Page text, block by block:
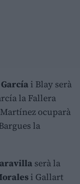
i Blay serà
la Fallera
ocuparà
la
serà la
i Gallart